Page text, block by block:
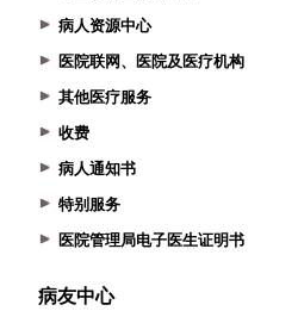
病人资源中心
医院联网、医院及医疗机构
其他医疗服务
收费
病人通知书
特别服务
医院管理局电子医生证明书
病友中心